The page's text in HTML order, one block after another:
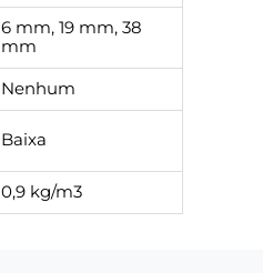
6 mm, 19 mm, 38
mm
Nenhum
Baixa
0,9 kg/m3